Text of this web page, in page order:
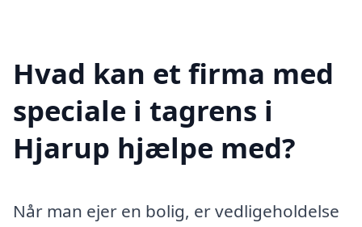
Hvad kan et firma med
speciale i tagrens i
Hjarup hjælpe med?
Når man ejer en bolig, er vedligeholdelse